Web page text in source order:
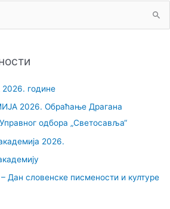
године
2026. Обраћање Драгана
одбора „Светосавља“
2026.
Дан словенске писмености и културе